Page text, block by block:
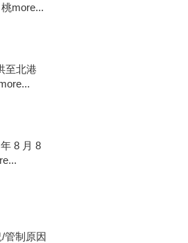
more...
至北港
8 月 8
管制原因